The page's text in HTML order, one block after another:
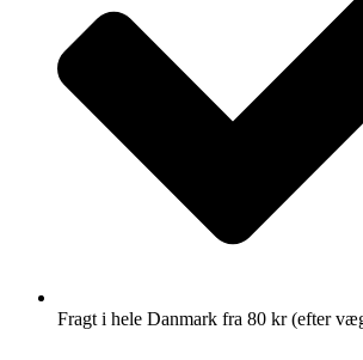
Fragt i hele Danmark fra 80 kr (efter